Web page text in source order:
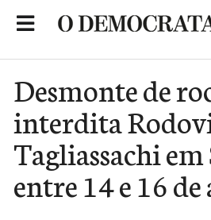
Desmonte de
interdita
Tagliassachi em
entre 14 e 16